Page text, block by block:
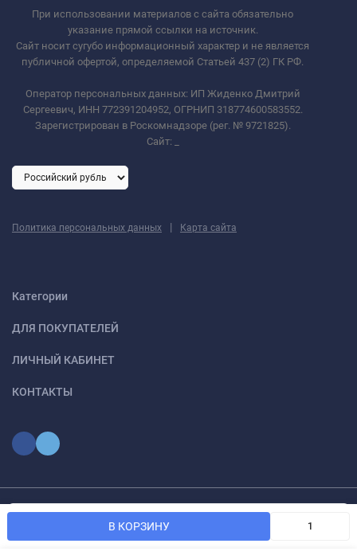
В КОРЗИНУ
При использовании материалов с сайта обязательно
указание прямой ссылки на источник.
Сайт носит сугубо информационный характер и не является
публичной офертой, определяемой Статьей 437 (2) ГК РФ.
Оператор персональных данных: ИП Жиденко Дмитрий
Сергеевич, ИНН 772391204952, ОГРНИП 318774600583552.
Зарегистрирован в Роскомнадзоре (рег. № 9721825).
Сайт:
Политика персональных данных | Карта сайта
Категории
ДЛЯ ПОКУПАТЕЛЕЙ
ЛИЧНЫЙ КАБИНЕТ
КОНТАКТЫ